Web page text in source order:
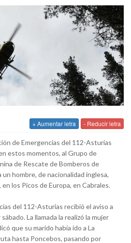
+ Aumentar letra - Reducir letra
de Emergencias del 112-Asturias
estos momentos, al Grupo de
de Rescate de Bomberos de
un hombre, de nacionalidad inglesa,
en los Picos de Europa, en Cabrales.
del 112-Asturias recibió el aviso a
La llamada la realizó la mujer
que su marido había ido a La
hasta Poncebos, pasando por